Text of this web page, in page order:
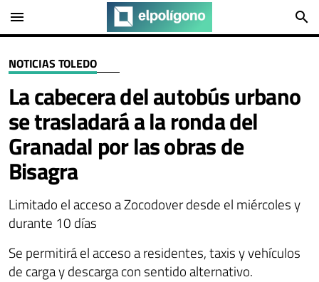
menu search
NOTICIAS TOLEDO
La cabecera del autobús urbano
se trasladará a la ronda del
Granadal por las obras de
Bisagra
Limitado el acceso a Zocodover desde el miércoles y
durante 10 días
Se permitirá el acceso a residentes, taxis y vehículos
de carga y descarga con sentido alternativo.